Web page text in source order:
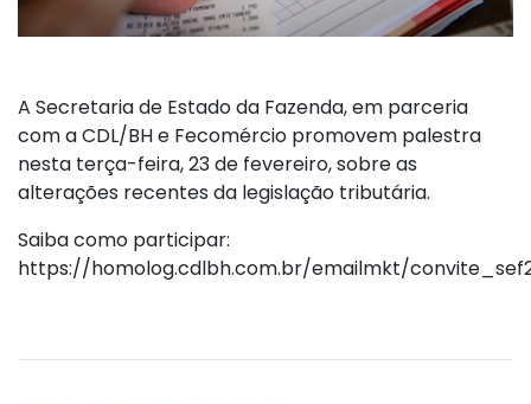
A Secretaria de Estado da Fazenda, em parceria
com a CDL/BH e Fecomércio promovem palestra
nesta terça-feira, 23 de fevereiro, sobre as
alterações recentes da legislação tributária.
Saiba como participar:
https://homolog.cdlbh.com.br/emailmkt/